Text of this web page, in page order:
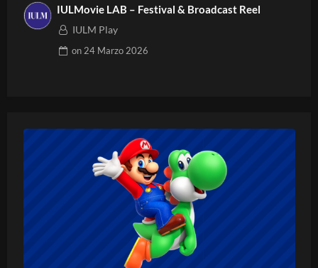
IULMovie LAB – Festival & Broadcast Reel
IULM Play
on 24 Marzo 2026